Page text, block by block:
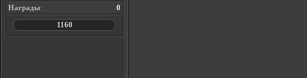
Награды: 0
1160